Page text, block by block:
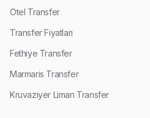
Otel Transfer
Transfer Fiyatları
Fethiye Transfer
Marmaris Transfer
Kruvaziyer Liman Transfer